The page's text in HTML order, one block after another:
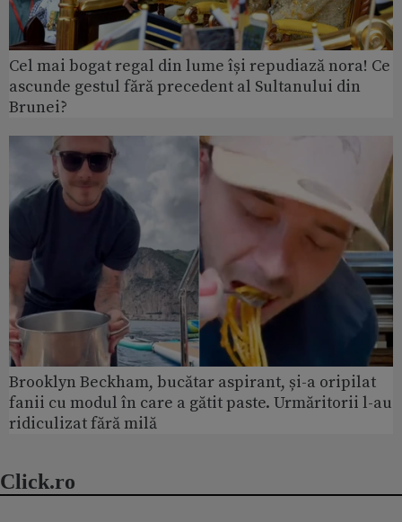
Cel mai bogat regal din lume își repudiază nora! Ce
ascunde gestul fără precedent al Sultanului din
Brunei?
Brooklyn Beckham, bucătar aspirant, și-a oripilat
fanii cu modul în care a gătit paste. Urmăritorii l-au
ridiculizat fără milă
Click.ro